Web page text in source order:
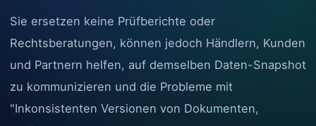
Sie ersetzen keine Prüfberichte oder
Rechtsberatungen, können jedoch Händlern, Kunden
und Partnern helfen, auf demselben Daten-Snapshot
zu kommunizieren und die Probleme mit
"Inkonsistenten Versionen von Dokumenten,